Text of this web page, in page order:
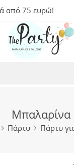
από 75 ευρώ!
Μπαλαρίνα
Πάρτυ Πάρτυ